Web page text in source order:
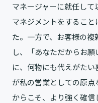
マネージャーに就任し
マネジメントをするこ
た。一方で、お客様の
し、「あなただからお
に、何物にも代えがた
が私の営業としての原
からこそ、より強く確信